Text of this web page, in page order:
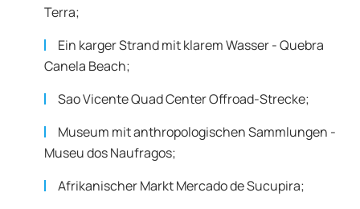
Terra;
Ein karger Strand mit klarem Wasser - Quebra
Canela Beach;
Sao Vicente Quad Center Offroad-Strecke;
Museum mit anthropologischen Sammlungen -
Museu dos Naufragos;
Afrikanischer Markt Mercado de Sucupira;